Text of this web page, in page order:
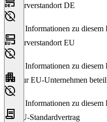
Serverstandort DE
Keine Informationen zu diesem
Serverstandort EU
Keine Informationen zu diesem
Nur EU-Unternehmen
Keine Informationen zu diesem
EU-Standardvertrag